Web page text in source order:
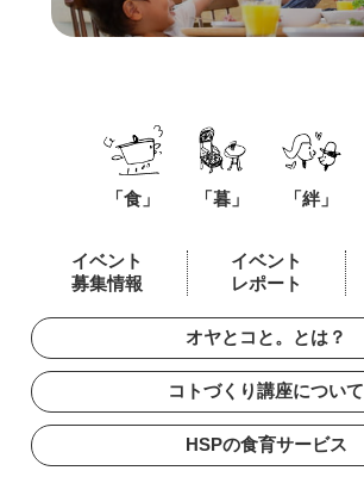
「食」 「暮」 「絆」
イベント
募集情報
イベント
レポート
オヤとコと。とは？
コトづくり講座について
HSPの食育サービス